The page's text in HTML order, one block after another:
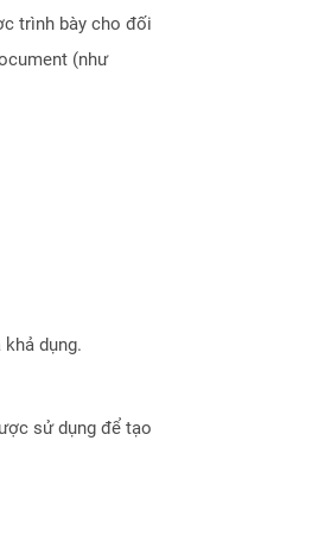
trình bày cho đối
(như
dụng.
sử dụng để tạo